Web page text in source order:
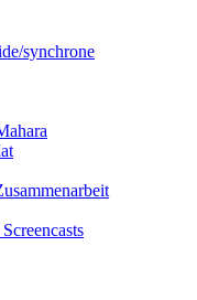
synchrone